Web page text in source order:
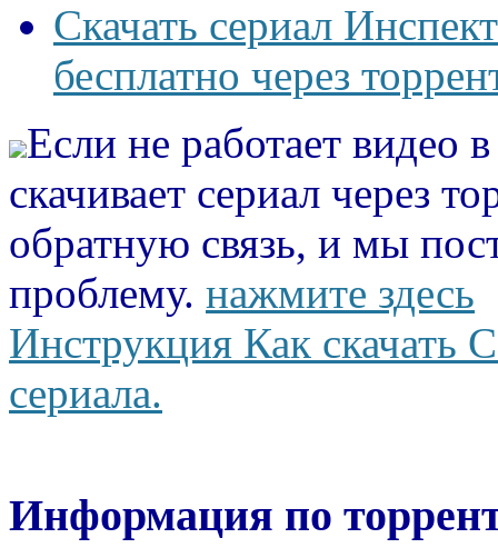
Скачать сериал
бесплатно через
Если не работает видео
скачивает сериал через
обратную связь, и мы
проблему. нажмите здесь
Инструкция Как скачать
сериала.
Информация по